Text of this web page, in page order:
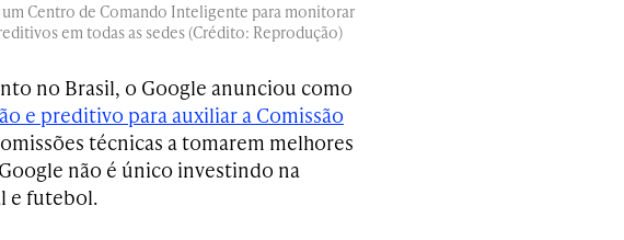
Centro de Comando Inteligente para monitorar
em todas as sedes (Crédito: Reprodução)
no Brasil, o Google anunciou como
e preditivo para auxiliar a Comissão
técnicas a tomarem melhores
não é único investindo na
e futebol.